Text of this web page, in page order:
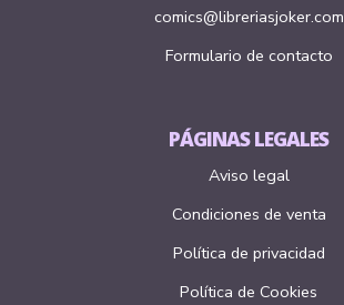
comics@libreriasjoker.com
Formulario de contacto
PÁGINAS LEGALES
Aviso legal
Condiciones de venta
Política de privacidad
Política de Cookies